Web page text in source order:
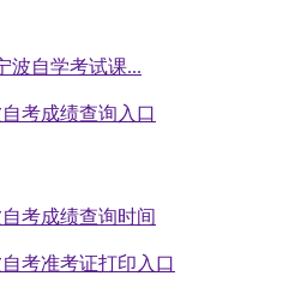
波自学考试课...
考成绩查询入口
考成绩查询时间
考准考证打印入口